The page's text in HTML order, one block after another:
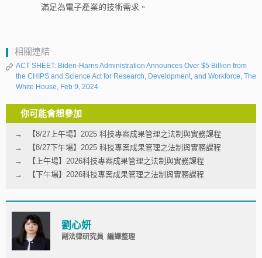
滿足為電子產業的技術需求。
相關連結
ACT SHEET: Biden-⁠Harris Administration Announces Over $5 Billion from
the CHIPS and Science Act for Research, Development, and Workforce, The
White House, Feb 9, 2024
你可能會想參加
【8/27上午場】2025 科技專案成果管理之法制與實務課程
【8/27下午場】2025 科技專案成果管理之法制與實務課程
【上午場】2026科技專案成果管理之法制與實務課程
【下午場】2026科技專案成果管理之法制與實務課程
劉心妍
副法律研究員 編譯整理